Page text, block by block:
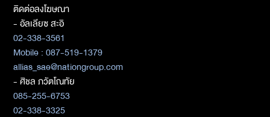
ติดต่อลงโฆษณา
- อัลเลียซ สะอิ
02-338-3561
Mobile : 087-519-1379
allias_sae@nationgroup.com
- ศิชล ภวัตโณทัย
085-255-6753
02-338-3325